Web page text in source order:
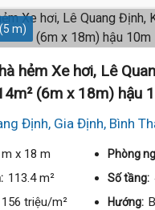
m)
hẻm Xe hơi, Lê
(6m x 18m) hậu
Định, Gia Định, Bình
x 18 m Phòng
113.4 m² Số tầng:
156 triệu/m² Hướng: